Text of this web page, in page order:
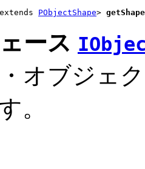
PObjectShape>
ース
オブジェ
。